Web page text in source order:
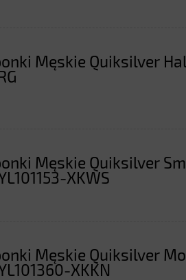
Męskie Quiksilver
Męskie Quiksilver
XKWS
Męskie Quiksilver
XKKN